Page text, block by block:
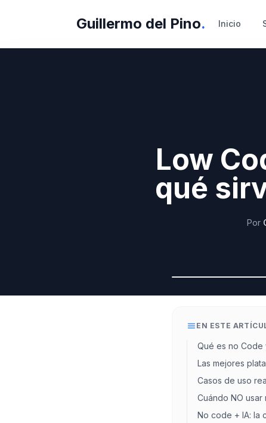
Guillermo del Pino. Inicio
Low
qué
Por
EN ESTE
Qué es no Code
Las mejores
Casos de uso
Cuándo NO usar
No code + IA: la